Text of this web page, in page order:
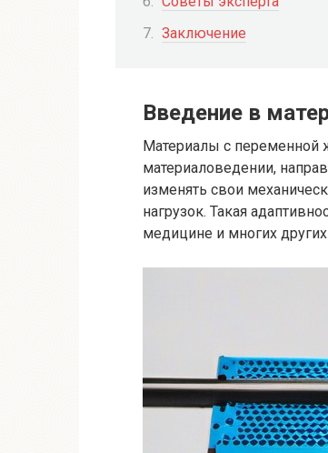
Заключение
Введение в
Материалы с переменной
материаловедении,
изменять свои
нагрузок. Такая
медицине и многих других